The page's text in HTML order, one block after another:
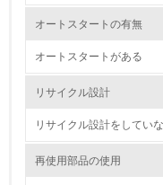
従業員が環境方針に基づ
オートスタートの有無
オートスタートがある
リサイクル設計
リサイクル設計をしてい
再使用部品の使用